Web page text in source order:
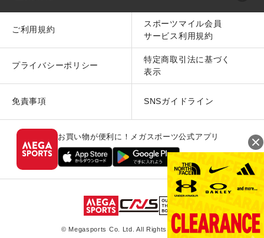
ご利用規約
スポーツマイル会員
サービス利用規約
プライバシーポリシー
特定商取引法に基づく
表示
免責事項 SNSガイドライン
お買い物が便利に！メガスポーツ公式アプリ
© Megasports Co. Ltd. All Rights Reserved.